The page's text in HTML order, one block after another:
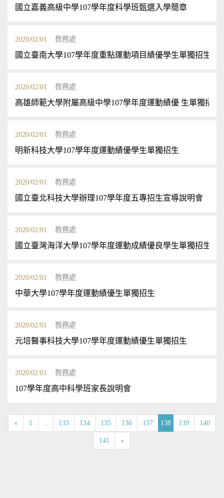
國立嘉義高級中學107學年度科學班甄選入學簡章
2020/02/01 教務處
國立臺南大學107學年度重點運動項目績優學生單獨招生考
2020/02/01 教務處
高雄師範大學附屬高級中學107學年度運動績優 生單獨招生
2020/02/01 教務處
明新科技大學107學年度運動績優學生單獨招生
2020/02/01 教務處
國立臺北科技大學辦理107學年度五專招生宣導說明會
2020/02/01 教務處
國立臺灣海洋大學107學年度運動成績優良學生單獨招生訊
2020/02/01 教務處
中華大學107學年度運動績優生單獨招生
2020/02/01 教務處
元培醫事科技大學107學年度運動績優生單獨招生
2020/02/01 教務處
107學年度高中科學班家長說明會
« 1 ... 133 134 135 136 137 138 139 140
141 »